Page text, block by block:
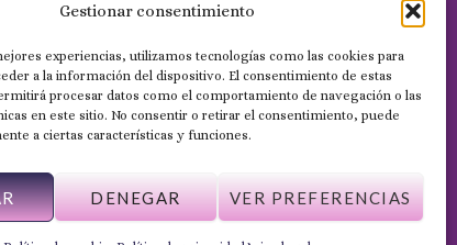
Gestionar consentimiento
experiencias, utilizamos tecnologías como las cookies para
a la información del dispositivo. El consentimiento de estas
procesar datos como el comportamiento de navegación o las
en este sitio. No consentir o retirar el consentimiento, puede
a ciertas características y funciones.
DENEGAR VER PREFERENCIAS
Dirección
C. Gobernador Marín Acuña, 53, (35014)
Las Palmas de Gran Canaria
Web desarrollada por Wilapp España